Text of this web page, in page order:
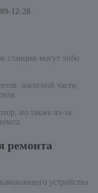
12-28
станции могут либо
насосной части,
но также из-за
ремонта
устройства